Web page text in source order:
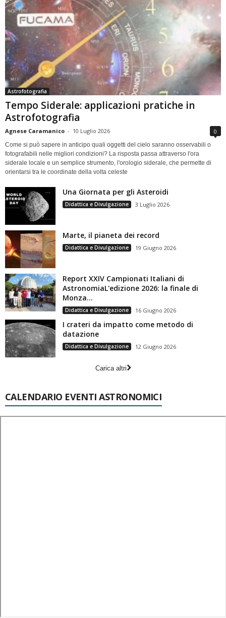
Astrofotografia
Tempo Siderale: applicazioni pratiche in
Astrofotografia
Agnese Caramanico - 10 Luglio 2026 0
Come si può sapere in anticipo quali oggetti del cielo saranno osservabili o
fotografabili nelle migliori condizioni? La risposta passa attraverso l'ora
siderale locale e un semplice strumento, l'orologio siderale, che permette di
orientarsi tra le coordinate della volta celeste
Una Giornata per gli Asteroidi
Didattica e Divulgazione 3 Luglio 2026
Marte, il pianeta dei record
Didattica e Divulgazione 19 Giugno 2026
Report XXIV Campionati Italiani di
AstronomiaL'edizione 2026: la finale di
Monza...
Didattica e Divulgazione 16 Giugno 2026
I crateri da impatto come metodo di
datazione
Didattica e Divulgazione 12 Giugno 2026
Carica altri
CALENDARIO EVENTI ASTRONOMICI